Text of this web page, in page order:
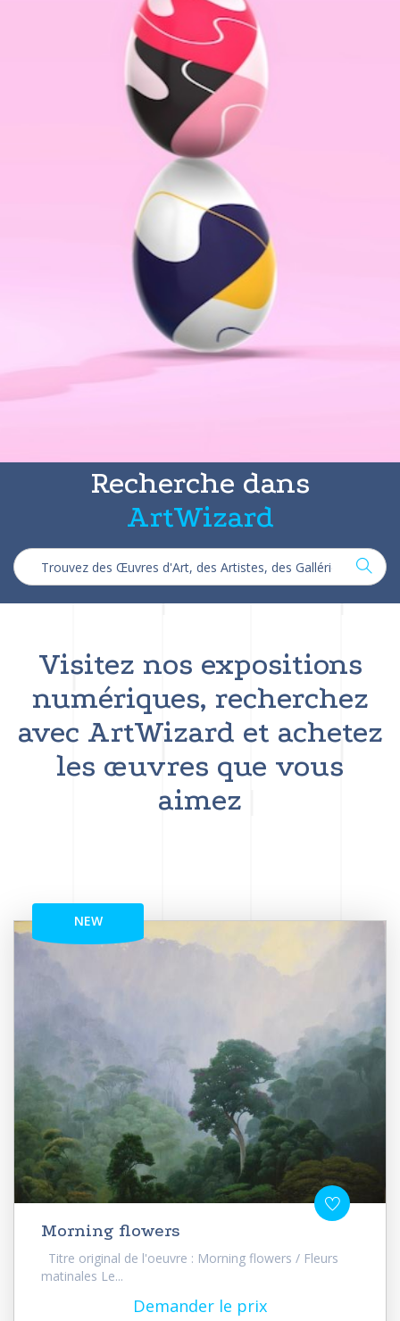
Recherche dans
ArtWizard
Visitez nos expositions
numériques, recherchez
avec ArtWizard et achetez
les œuvres que vous
aimez
NEW
Morning flowers
Titre original de l'oeuvre : Morning flowers / Fleurs
matinales Le...
Demander le prix